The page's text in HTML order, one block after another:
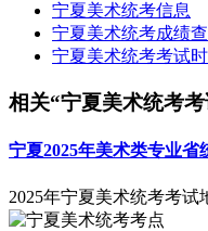
宁夏美术统考信息
宁夏美术统考成绩
宁夏美术统考考试
相关“宁夏美术统考
宁夏2025年美术类专业省
2025年宁夏美术统考考试